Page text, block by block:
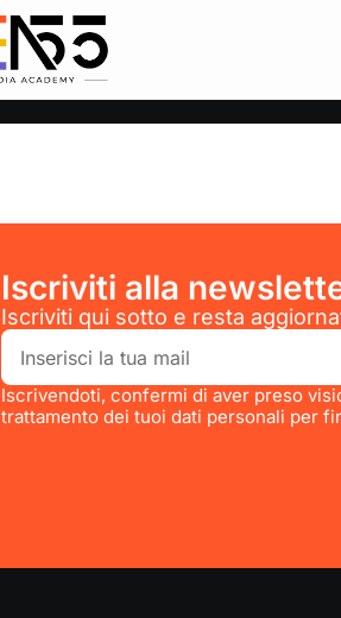
Iscriviti alla
Iscriviti qui sotto e resta
Iscrivendoti, confermi di aver preso
trattamento dei tuoi dati personali per